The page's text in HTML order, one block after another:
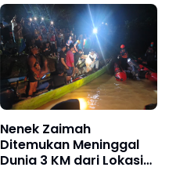
Nenek Zaimah
Ditemukan Meninggal
Dunia 3 KM dari Lokasi